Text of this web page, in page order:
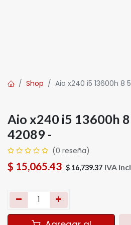
Shop Aio x240 i5 13600h 8
Aio x240 i5 13600h
42089 -
(0 reseña)
$ 15,065.43 $16,739.37 IVA